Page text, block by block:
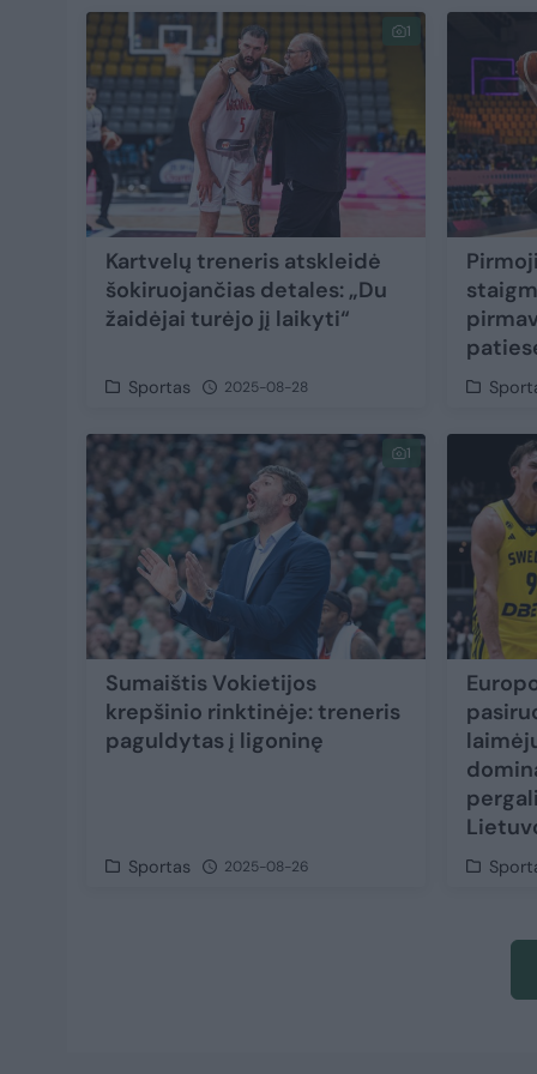
1
Kartvelų treneris atskleidė
šokiruojančias detales: „Du
žaidėjai turėjo jį laikyti“
Sportas 2025-08-28
1
Sumaištis Vokietijos
krepšinio rinktinėje: treneris
paguldytas į ligoninę
Sportas 2025-08-26